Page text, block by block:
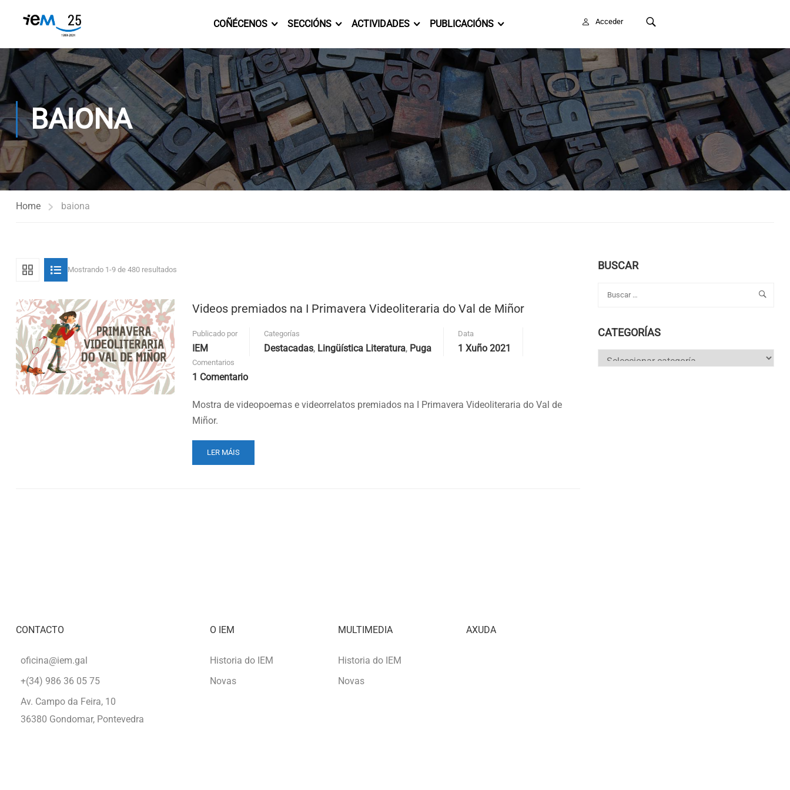
COÑÉCENOS SECCIÓNS ACTIVIDADES PUBLICACIÓNS Acceder
BAIONA
Home baiona
Mostrando 1-9 de 480 resultados
Videos premiados na I Primavera Videoliteraria do Val de Miñor
Publicado por
IEM
Categorías
Destacadas, Lingüística Literatura, Puga
Data
1 Xuño 2021
Comentarios
1 Comentario
Mostra de videopoemas e videorrelatos premiados na I Primavera Videoliteraria do Val de
Miñor.
READ
MORE
LER MÁIS
BUSCAR
CATEGORÍAS
Categorías
CONTACTO
oficina@iem.gal
+(34) 986 36 05 75
Av. Campo da Feira, 10
36380 Gondomar, Pontevedra
O IEM
Historia do IEM
Novas
MULTIMEDIA
Historia do IEM
Novas
AXUDA